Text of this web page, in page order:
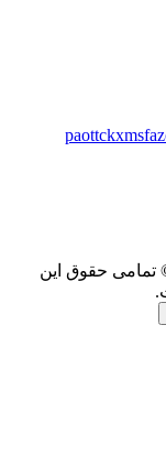
تمامی حقوق این